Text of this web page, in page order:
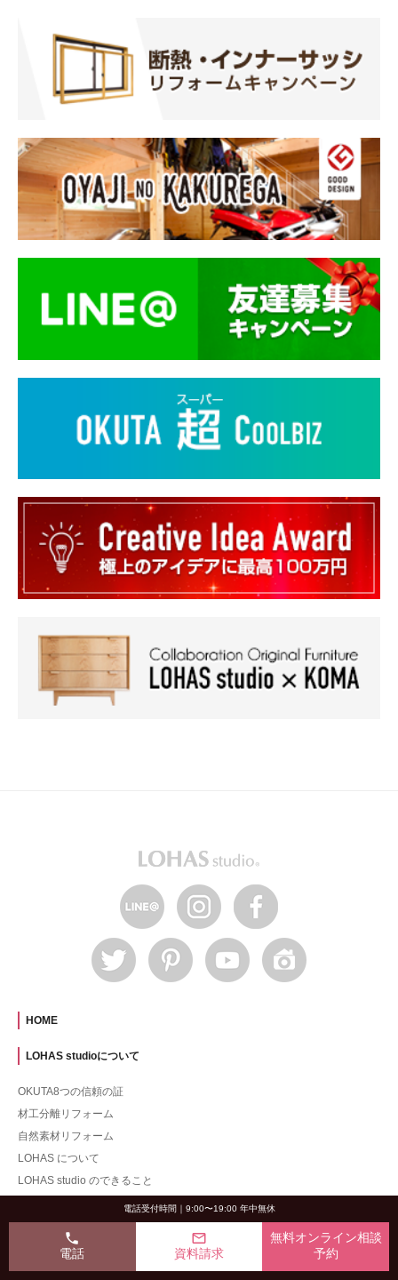
HOME
LOHAS studioについて
OKUTA8つの信頼の証
材工分離リフォーム
自然素材リフォーム
LOHAS について
LOHAS studio のできること
アフターサービス
1% for the Planetについて
デザイナー紹介
電話受付時間｜9:00〜19:00 年中無休
phone
電話
mail_outline
資料請求
無料オンライン相談
予約